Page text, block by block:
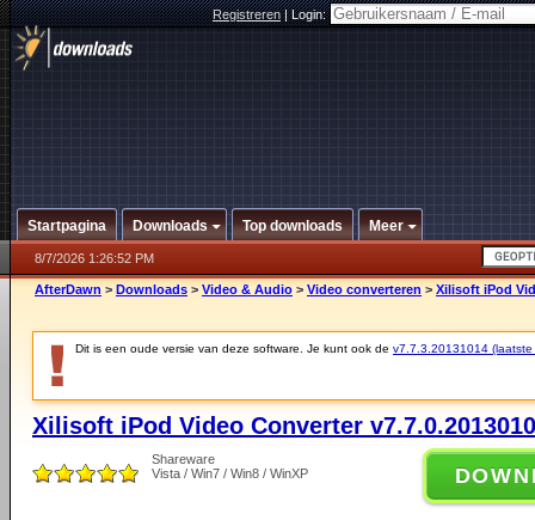
Registreren|Login:
Startpagina Downloads Top downloads Meer
8/7/2026 1:26:52 PM
AfterDawn > Downloads > Video & Audio > Video converteren > Xilisoft iPod
Dit is een oude versie van deze software. Je kunt ook de v7.7.3.20131014 (laatste
Xilisoft iPod Video Converter
Shareware
Vista / Win7 / Win8 / WinXP